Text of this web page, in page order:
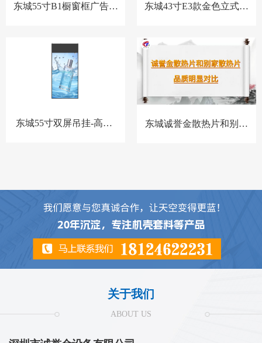
东城55寸B1橱窗框广告机
东城43寸E3款金色立式橱
东城55寸双屏吊挂-高亮-
东城诚誉金散热片和别家
关于我们
ABOUT US